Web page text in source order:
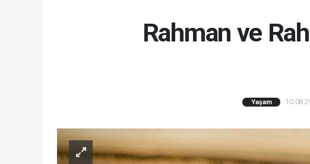
Rahman ve
Yaşam